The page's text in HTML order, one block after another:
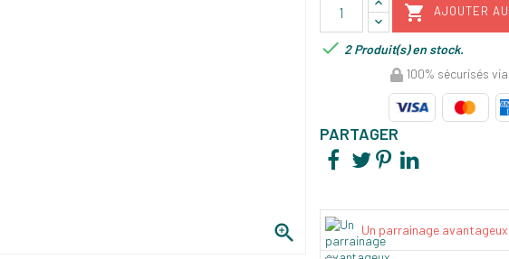

 AJOUTER
 2 Produit(s) en stock.
100% sécurisés
PARTAGER
Un parrainage avantageux